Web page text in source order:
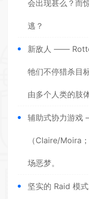
会出现甚么？而
逃？
新敌人 ——
牠们不停猎杀目
由多个人类的肢
辅助式协力游戏
（Claire/Moira
场恶梦。
坚实的 Raid 模